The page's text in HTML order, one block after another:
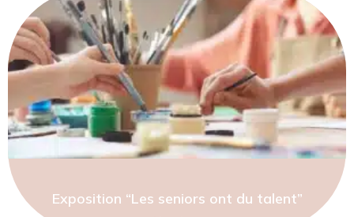
Exposition “Les seniors ont du talent”